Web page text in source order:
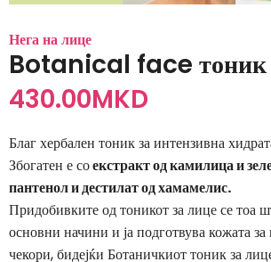
Нега на лице
Botanical face тоник
430.00MKD
Благ хербален тоник за интензивна
Збогатен е соекстракт од камилица и
пантенол и дестилат од хамамелис.
Придобивките од тоникот за лице се тоа
основни начини и ја подготвува кожата
чекори, бидејќи Ботаничкиот тоник за